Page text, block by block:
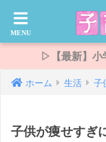
▷【最新】小
ホーム 生活 子
子供が痩せすぎ